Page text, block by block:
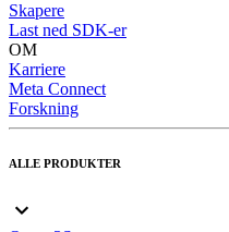
Skapere
Last ned SDK-er
OM
Karriere
Meta Connect
Forskning
ALLE PRODUKTER